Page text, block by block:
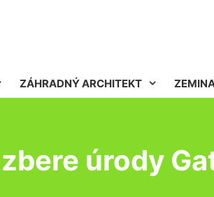
ZÁHRADNÝ ARCHITEKT
úrody